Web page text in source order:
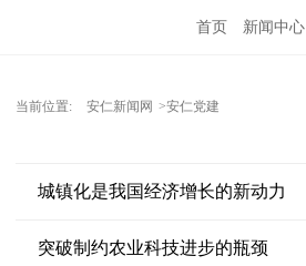
首页 新闻中心
当前位置: 安仁新闻网 >安仁党建
城镇化是我国经济增长的新动力
突破制约农业科技进步的瓶颈